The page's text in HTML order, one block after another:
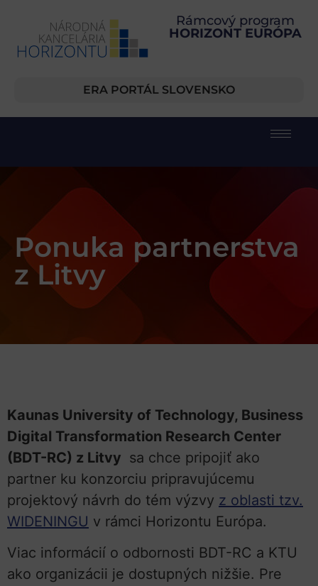
Rámcový program
HORIZONT EURÓPA
ERA PORTÁL SLOVENSKO
Ponuka partnerstva
z Litvy
Kaunas University of Technology, Business
Digital Transformation Research Center
(BDT-RC) z Litvy sa chce pripojiť ako
partner ku konzorciu pripravujúcemu
projektový návrh do tém výzvy z oblasti tzv.
WIDENINGU v rámci Horizontu Európa.
Viac informácií o odbornosti BDT-RC a KTU
ako organizácii je dostupných nižšie. Pre